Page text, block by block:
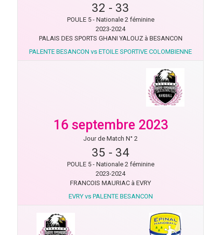
32 - 33
POULE 5 - Nationale 2 féminine
2023-2024
PALAIS DES SPORTS GHANI YALOUZ à BESANCON
PALENTE BESANCON vs ETOILE SPORTIVE COLOMBIENNE
16 septembre 2023
Jour de Match N° 2
35 - 34
POULE 5 - Nationale 2 féminine
2023-2024
FRANCOIS MAURIAC à EVRY
EVRY vs PALENTE BESANCON